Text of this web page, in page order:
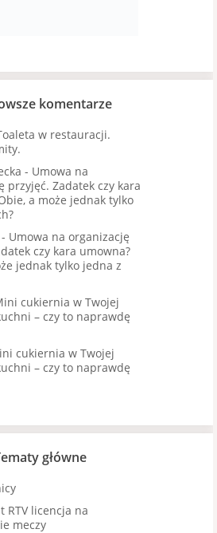
komentarze
w restauracji.
- Umowa na
przyjęć. Zadatek czy kara
a może jednak tylko
- Umowa na organizację
czy kara umowna?
jednak tylko jedna z
cukiernia w Twojej
– czy to naprawdę
cukiernia w Twojej
– czy to naprawdę
główne
RTV licencja na
meczy